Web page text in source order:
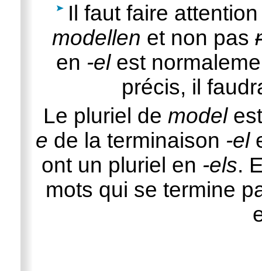
Il faut faire
modellen et non pas
en -elest
précis, il
Le pluriel demodel
e de la terminaison -el
ont un pluriel en -els.
mots qui se termine